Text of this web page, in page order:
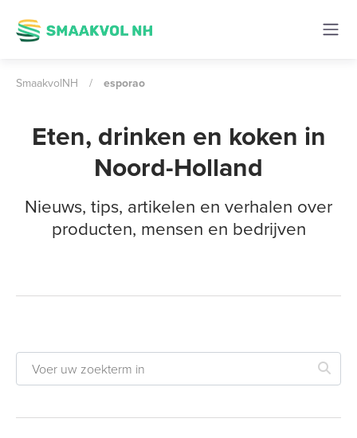
SmaakvolNH / esporao
Eten, drinken en koken in
Noord-Holland
Nieuws, tips, artikelen en verhalen over
producten, mensen en bedrijven